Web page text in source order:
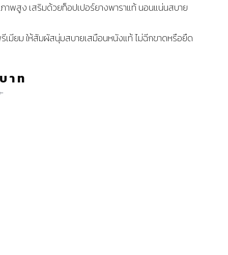
พสูง เสริมด้วยท็อปเปอร์ยางพาราแท้ นอนแน่นสบาย
เมียม ให้สัมผัสนุ่มสบายเสมือนหนังแท้ ไม่ฉีกขาดหรือยืด
บาท